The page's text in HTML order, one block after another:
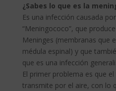
¿Sabes lo que es la
Es una infección causada
“Meningococo”, que
Meninges (membranas que
médula espinal) y que
que es una infección
El primer problema es que el
transmite por el aire, con lo